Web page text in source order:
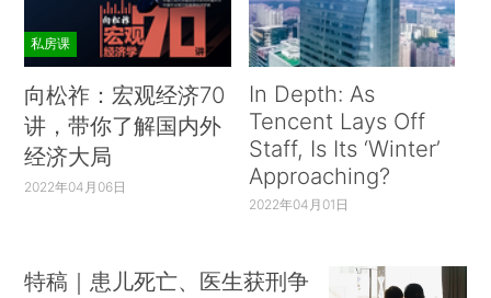
私房课
向松祚：宏观经济70
讲，带你了解国内外
经济大局
2022年04月06日
In Depth: As
Tencent Lays Off
Staff, Is Its ‘Winter’
Approaching?
2022年04月01日
特稿｜患儿死亡、医生获刑争